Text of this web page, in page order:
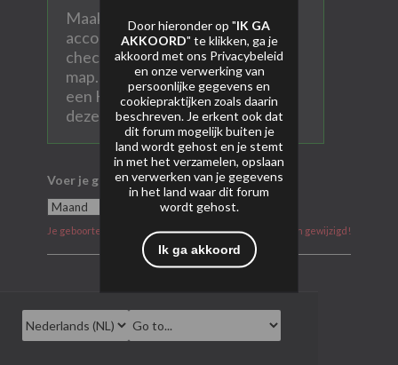
Maak hier een persoonlijk AVP
account aan. Vul alle velden in en
check ook na aanmelden je SPAM
map. Heel soms komen mails met
een Hotmail of Gmail account in
deze map terecht.
Voer je geboortedatum in
Je geboortedatum kan na aanmelding niet meer worden gewijzigd!
Door hieronder op "IK GA
AKKOORD" te klikken, ga je
akkoord met ons Privacybeleid
en onze verwerking van
persoonlijke gegevens en
cookiepraktijken zoals daarin
beschreven. Je erkent ook dat
dit forum mogelijk buiten je
land wordt gehost en je stemt
in met het verzamelen, opslaan
en verwerken van je gegevens
in het land waar dit forum
wordt gehost.
Ik ga akkoord